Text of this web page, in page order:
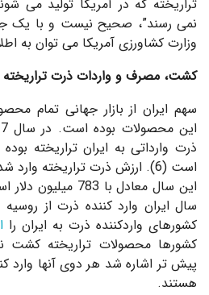
تراریخته که در آمریکا تولید می
نمی رسند”، صحیح نیست و با یک
وزارت کشاورزی آمریکا می توان
کشت، مصرف و واردات ذرت تراریخته
سهم ایران از بازار جهانی تمام
ذرت وارداتی به ایران تراریخته
است (6). ارزش ذرت تراریخته
این سال معادل با
سال ایران وارد کننده ذرت از
کشورهای واردکننده ذرت به ایران را
کشورها محصولات تراریخته کشت
پیش تر اشاره شد هر دوی آنها وارد
هستند.